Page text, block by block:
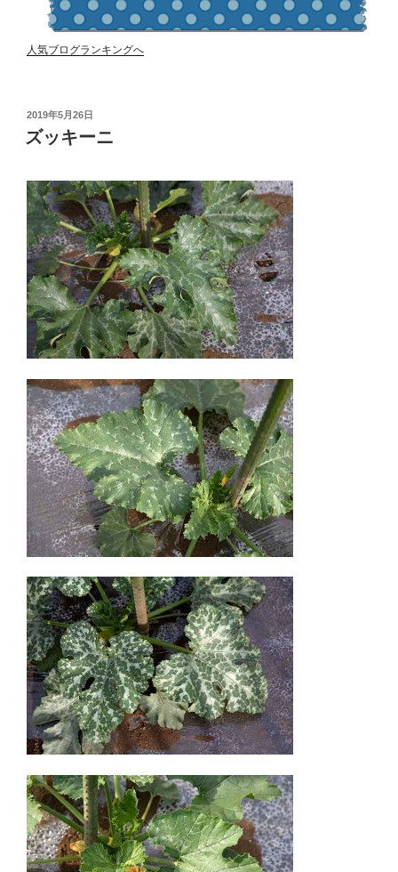
人気ブログランキングへ
投
稿
日:
2019年5月26日
ズッキーニ